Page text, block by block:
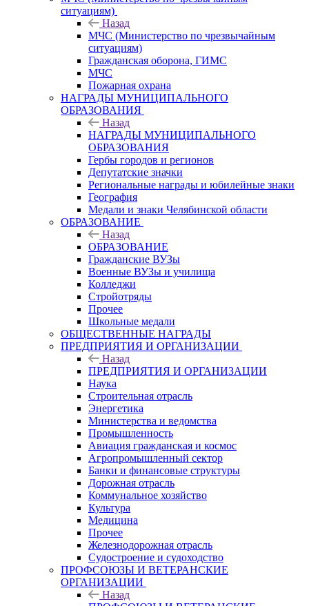
ситуациям)
Назад
МЧС (Министерство по чрезвычайным
ситуациям)
Гражданская оборона, ГИМС
МЧС
Пожарная охрана
НАГРАДЫ МУНИЦИПАЛЬНОГО
ОБРАЗОВАНИЯ
Назад
НАГРАДЫ МУНИЦИПАЛЬНОГО
ОБРАЗОВАНИЯ
Гербы городов и регионов
Депутатские значки
Региональные награды и юбилейные знаки
География
Медали и знаки Челябинской области
ОБРАЗОВАНИЕ
Назад
ОБРАЗОВАНИЕ
Гражданские ВУЗы
Военные ВУЗы и училища
Колледжи
Стройотряды
Прочее
Школьные медали
ОБЩЕСТВЕННЫЕ НАГРАДЫ
ПРЕДПРИЯТИЯ И ОРГАНИЗАЦИИ
Назад
ПРЕДПРИЯТИЯ И ОРГАНИЗАЦИИ
Наука
Строительная отрасль
Энергетика
Министерства и ведомства
Промышленность
Авиация гражданская и космос
Агропромышленный сектор
Банки и финансовые структуры
Дорожная отрасль
Коммунальное хозяйство
Культура
Медицина
Прочее
Железнодорожная отрасль
Судостроение и судоходство
ПРОФСОЮЗЫ И ВЕТЕРАНСКИЕ
ОРГАНИЗАЦИИ
Назад